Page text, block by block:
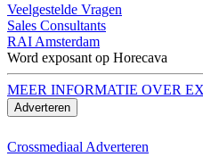
Veelgestelde Vragen
Sales Consultants
RAI Amsterdam
Word exposant op Horecava
MEER INFORMATIE OVER
Adverteren
Crossmediaal Adverteren